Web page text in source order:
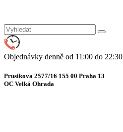
Objednávky denně od 11:00 do 22:30
Prusíkova 2577/16 155 00 Praha 13
OC Velká Ohrada